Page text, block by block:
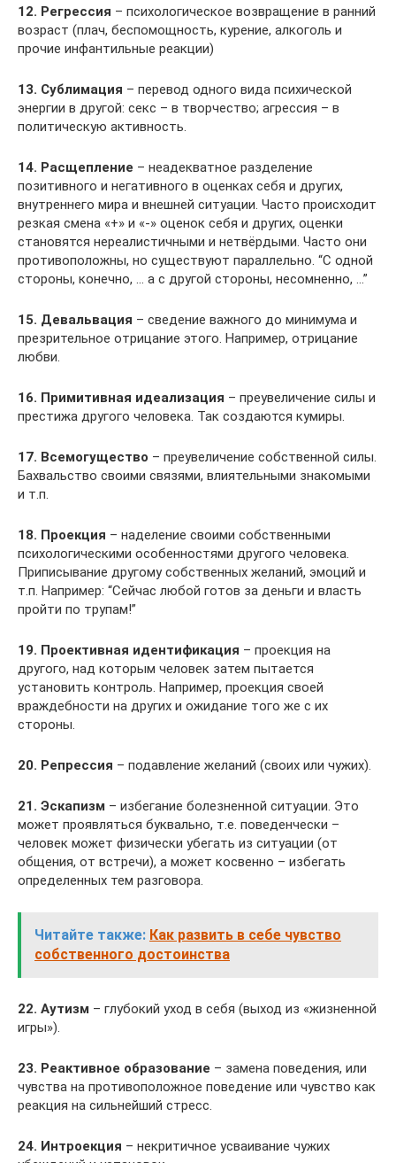
12. Регрессия – психологическое возвращение в ранний
возраст (плач, беспомощность, курение, алкоголь и
прочие инфантильные реакции)
13. Сублимация – перевод одного вида психической
энергии в другой: секс – в творчество; агрессия – в
политическую активность.
14. Расщепление – неадекватное разделение
позитивного и негативного в оценках себя и других,
внутреннего мира и внешней ситуации. Часто происходит
резкая смена «+» и «-» оценок себя и других, оценки
становятся нереалистичными и нетвёрдыми. Часто они
противоположны, но существуют параллельно. “С одной
стороны, конечно, … а с другой стороны, несомненно, …”
15. Девальвация – сведение важного до минимума и
презрительное отрицание этого. Например, отрицание
любви.
16. Примитивная идеализация – преувеличение силы и
престижа другого человека. Так создаются кумиры.
17. Всемогущество – преувеличение собственной силы.
Бахвальство своими связями, влиятельными знакомыми
и т.п.
18. Проекция – наделение своими собственными
психологическими особенностями другого человека.
Приписывание другому собственных желаний, эмоций и
т.п. Например: “Сейчас любой готов за деньги и власть
пройти по трупам!”
19. Проективная идентификация – проекция на
другого, над которым человек затем пытается
установить контроль. Например, проекция своей
враждебности на других и ожидание того же с их
стороны.
20. Репрессия – подавление желаний (своих или чужих).
21. Эскапизм – избегание болезненной ситуации. Это
может проявляться буквально, т.е. поведенчески –
человек может физически убегать из ситуации (от
общения, от встречи), а может косвенно – избегать
определенных тем разговора.
Читайте также: Как развить в себе чувство
собственного достоинства
22. Аутизм – глубокий уход в себя (выход из «жизненной
игры»).
23. Реактивное образование – замена поведения, или
чувства на противоположное поведение или чувство как
реакция на сильнейший стресс.
24. Интроекция – некритичное усваивание чужих